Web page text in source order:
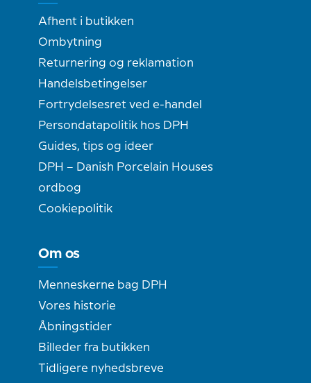
Afhent i butikken
Ombytning
Returnering og reklamation
Handelsbetingelser
Fortrydelsesret ved e-handel
Persondatapolitik hos DPH
Guides, tips og ideer
DPH – Danish Porcelain Houses
ordbog
Cookiepolitik
Om os
Menneskerne bag DPH
Vores historie
Åbningstider
Billeder fra butikken
Tidligere nyhedsbreve